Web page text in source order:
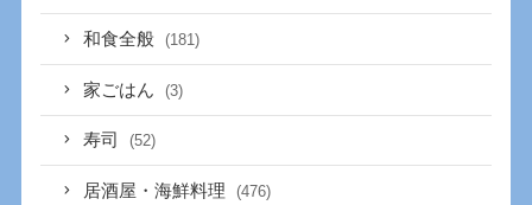
和食全般 (181)
家ごはん (3)
寿司 (52)
居酒屋・海鮮料理 (476)